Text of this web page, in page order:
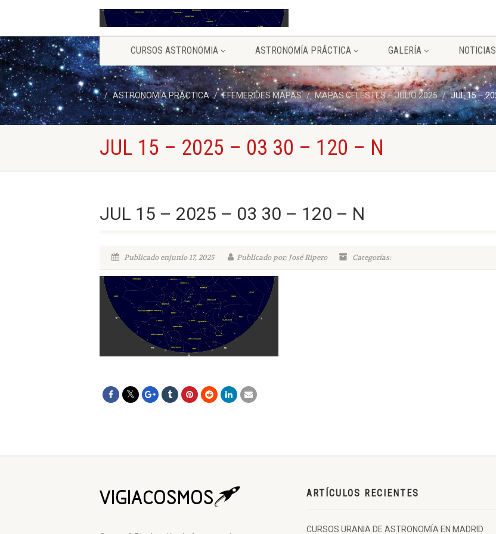
CURSOS ASTRONOMIA ASTRONOMÍA PRÁCTICA GALERÍA NOTICIAS
ASTRONOMÍA PRÁCTICA EFEMERIDES MAPAS MAPAS CELESTES – JULIO 2025 JUL 15 –
JUL 15 – 2025 – 03 30 – 120 – N
JUL 15 – 2025 – 03 30 – 120 – N
Publicado enjunio 17, 2025 Publicado por: José Ripero Categorías:
ARTÍCULOS RECIENTES
CURSOS URANIA DE ASTRONOMÍA EN MADRID